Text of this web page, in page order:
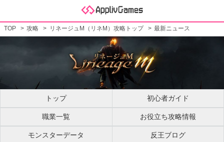
TOP 攻略 リネージュM（リネM）攻略トップ 最新ニュース
トップ 初心者ガイド
職業一覧 お役立ち攻略情報
モンスターデータ 反王ブログ